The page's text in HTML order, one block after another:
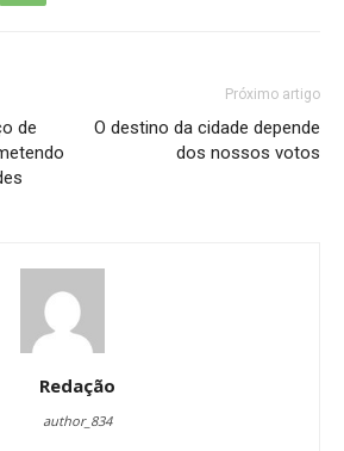
de
Próximo artigo
O destino da cidade depende
dos nossos votos
Redação
author_834